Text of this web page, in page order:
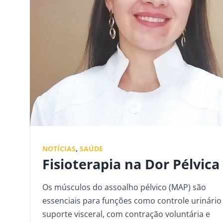
NOTÍCIAS, SAÚDE
Fisioterapia na Dor Pélvica
Os músculos do assoalho pélvico (MAP) são
essenciais para funções como controle urinário
suporte visceral, com contração voluntária e